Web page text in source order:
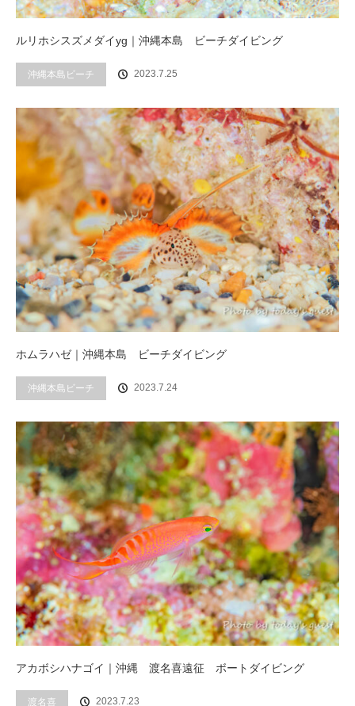
ルリホシスズメダイyg｜沖縄本島 ビーチダイビング
沖縄本島ビーチ 2023.7.25
ホムラハゼ｜沖縄本島 ビーチダイビング
沖縄本島ビーチ 2023.7.24
アカボシハナゴイ｜沖縄 渡名喜遠征 ボートダイビング
渡名喜 2023.7.23